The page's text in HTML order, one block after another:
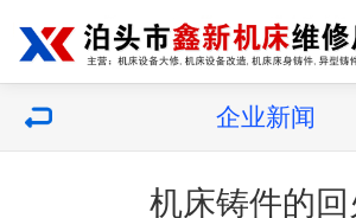
企业新闻
机床铸件的回